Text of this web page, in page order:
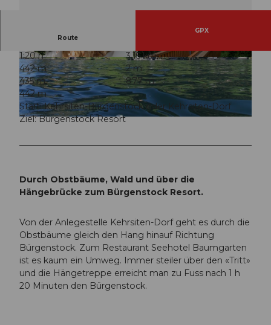
© Roland Blättler, Nidwalden Tourismus
© Seehotel Baumgarten, Nidwalden Tourismus © Nidwalden Tourismus
Route
GPX
1:20 h
3,15 km
442 m
2 m
435 m
877 m
442 m
Start: Kehrsiten-Bürgenstock oder Kehrsiten-Dorf
Ziel: Bürgenstock Resort
Durch Obstbäume, Wald und über die
Hängebrücke zum Bürgenstock Resort.
Von der Anlegestelle Kehrsiten-Dorf geht es durch die
Obstbäume gleich den Hang hinauf Richtung
Bürgenstock. Zum Restaurant Seehotel Baumgarten
ist es kaum ein Umweg. Immer steiler über den «Tritt»
und die Hängetreppe erreicht man zu Fuss nach 1 h
20 Minuten den Bürgenstock.